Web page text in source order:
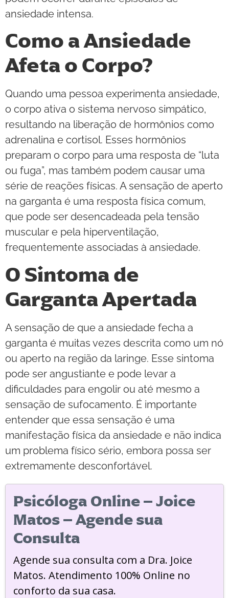
ansiedade intensa.
Como a Ansiedade
Afeta o Corpo?
Quando uma pessoa experimenta ansiedade,
o corpo ativa o sistema nervoso simpático,
resultando na liberação de hormônios como
adrenalina e cortisol. Esses hormônios
preparam o corpo para uma resposta de “luta
ou fuga”, mas também podem causar uma
série de reações físicas. A sensação de aperto
na garganta é uma resposta física comum,
que pode ser desencadeada pela tensão
muscular e pela hiperventilação,
frequentemente associadas à ansiedade.
O Sintoma de
Garganta Apertada
A sensação de que a ansiedade fecha a
garganta é muitas vezes descrita como um nó
ou aperto na região da laringe. Esse sintoma
pode ser angustiante e pode levar a
dificuldades para engolir ou até mesmo a
sensação de sufocamento. É importante
entender que essa sensação é uma
manifestação física da ansiedade e não indica
um problema físico sério, embora possa ser
extremamente desconfortável.
Psicóloga Online – Joice
Matos – Agende sua
Consulta
Agende sua consulta com a Dra. Joice
Matos. Atendimento 100% Online no
conforto da sua casa.